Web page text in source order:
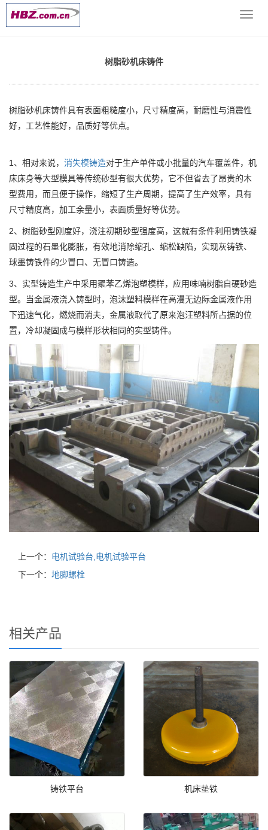
导
当前位置：网站首页
>> 树脂砂机床铸
树脂砂机床铸件
树脂砂机床铸件具有表面粗糙度小，尺寸精度高，耐磨性与消震性
好，工艺性能好，品质好等优点。
1、相对来说， 消失模铸造对于生产单件或小批量的汽车覆盖件，机
床床身等大型模具等传统砂型有很大优势，它不但省去了昂贵的木
型费用，而且便于操作，缩短了生产周期，提高了生产效率，具有
尺寸精度高，加工余量小，表面质量好等优势。
2、树脂砂型刚度好，浇注初期砂型强度高，这就有条件利用铸铁凝
固过程的石墨化膨胀，有效地消除缩孔、缩松缺陷，实现灰铸铁、
球墨铸铁件的少冒口、无冒口铸造。
3、实型铸造生产中采用聚苯乙烯泡塑模样，应用味喃树脂自硬砂造
型。当金属液浇入铸型时，泡沫塑料模样在高漫无边际金属液作用
下迅速气化，燃烧而消夫，金属液取代了原来泡汪塑料所占据的位
置，冷却凝固成与模样形状相同的实型铸件。
上一个： 电机试验台,电机试验平台
下一个： 地脚螺栓
相关产品
铸铁平台 机床垫铁